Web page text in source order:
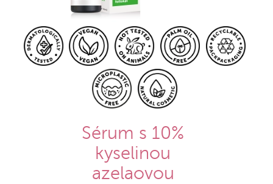
Sérum s 10%
kyselinou
azelaovou